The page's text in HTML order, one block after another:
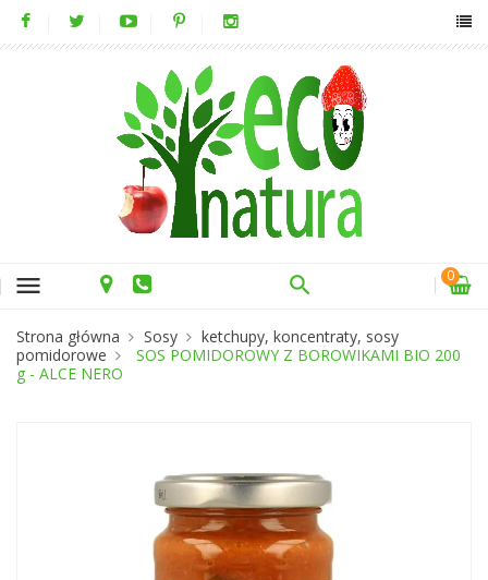
menu 0
Strona główna Sosy
ketchupy, koncentraty, sosy
pomidorowe
SOS POMIDOROWY Z BOROWIKAMI BIO 200
g - ALCE NERO